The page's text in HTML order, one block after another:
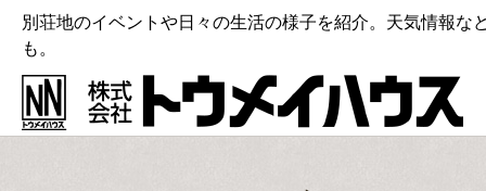
別荘地のイベントや日々の生活の様子を紹介。天気情報な
も。